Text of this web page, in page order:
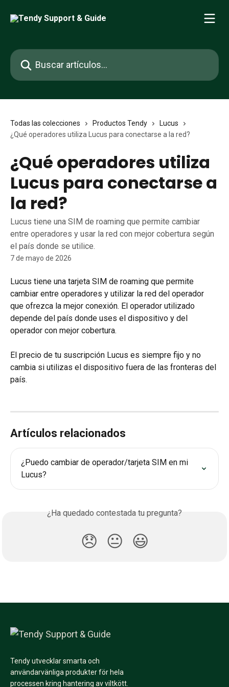
Buscar artículos...
Todas las colecciones Productos Tendy
Lucus
¿Qué operadores utiliza Lucus para conectarse a la red?
¿Qué operadores utiliza
Lucus para conectarse a
la red?
Lucus tiene una SIM de roaming que permite cambiar
entre operadores y usar la red con mejor cobertura según
el país donde se utilice.
7 de mayo de 2026
Lucus tiene una tarjeta SIM de roaming que permite
cambiar entre operadores y utilizar la red del operador
que ofrezca la mejor conexión. El operador utilizado
depende del país donde uses el dispositivo y del
operador con mejor cobertura.
El precio de tu suscripción Lucus es siempre fijo y no
cambia si utilizas el dispositivo fuera de las fronteras del
país.
Artículos relacionados
¿Puedo cambiar de operador/tarjeta SIM en mi
Lucus?
¿Ha quedado contestada tu pregunta?
😞 😐 😃
Tendy utvecklar smarta och
användarvänliga produkter för hela
processen kring hantering av viltkött.